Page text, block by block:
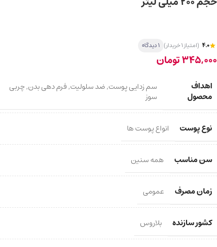
4.0 (امتیاز 1 خریدار) 1 دیدگاه
345,000تومان
اهداف
محصول
سم زدایی پوست,ضد سلولیت,فرم دهی بدن,چربی
سوز
نوع پوست انواع پوست ها
سن مناسب همه سنین
زمان مصرف عمومی
کشور سازنده بلاروس